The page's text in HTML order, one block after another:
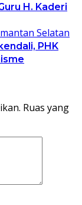
H. Kaderi
PHK
Ruas yang